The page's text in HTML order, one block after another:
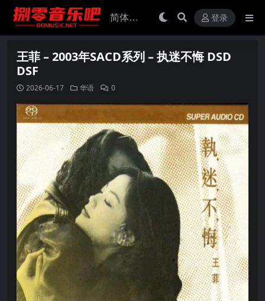
登录
王菲 – 2003年SACD系列 – 执迷不悔 DSD
DSF
2026-06-17 华语 0